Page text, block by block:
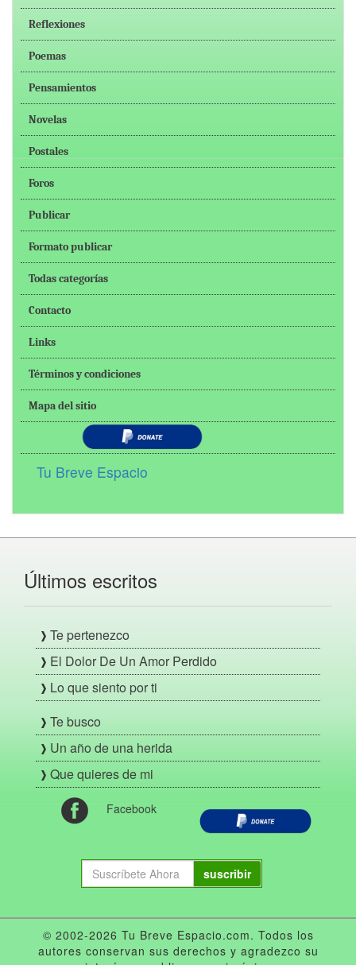
Reflexiones
Poemas
Pensamientos
Novelas
Postales
Foros
Publicar
Formato publicar
Todas categorías
Contacto
Links
Términos y condiciones
Mapa del sitio
Tu Breve Espacio
Últimos escritos
Te pertenezco
El Dolor De Un Amor Perdido
Lo que siento por ti
Te busco
Un año de una herida
Que quieres de mi
Facebook
suscribir
© 2002-2026 Tu Breve Espacio.com. Todos los
autores conservan sus derechos y agradezco su